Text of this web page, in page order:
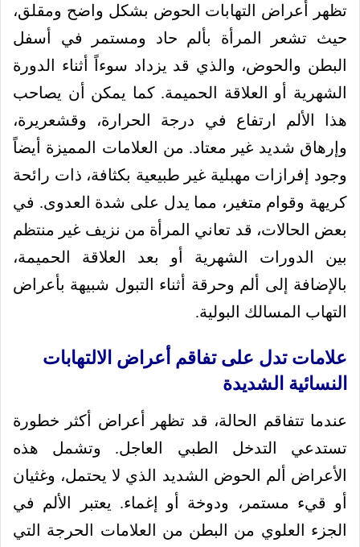
تظهر أعراض التهابات الحوض بشكل واضح ومقلق،
حيث تشعر المرأة بألم حاد ومستمر في أسفل
البطن والحوض، والذي قد يزداد سوءاً أثناء الدورة
الشهرية أو العلاقة الحميمة. كما يمكن أن يصاحب
هذا الألم ارتفاع في درجة الحرارة، وقشعريرة،
وإرهاق شديد غير معتاد. من العلامات المميزة أيضاً
وجود إفرازات مهبلية غير طبيعية بكثافة، ذات رائحة
كريهة وقوام متغير، مما يدل على شدة العدوى. في
بعض الحالات، قد تعاني المرأة من نزيف غير منتظم
بين الدورات الشهرية أو بعد العلاقة الحميمة،
بالإضافة إلى ألم وحرقة أثناء التبول شبيهة بأعراض
التهاب المسالك البولية.
علامات تدل على تفاقم أعراض الالتهابات
النسائية الشديدة
عندما تتفاقم الحالة، قد تظهر أعراض أكثر خطورة
تستدعي التدخل الطبي العاجل. وتشمل هذه
الأعراض ألم الحوض الشديد الذي لا يحتمل، وغثيان
أو قيء مستمر، ودوخة أو إغماء. يعتبر الألم في
الجزء العلوي من البطن من العلامات الحرجة التي